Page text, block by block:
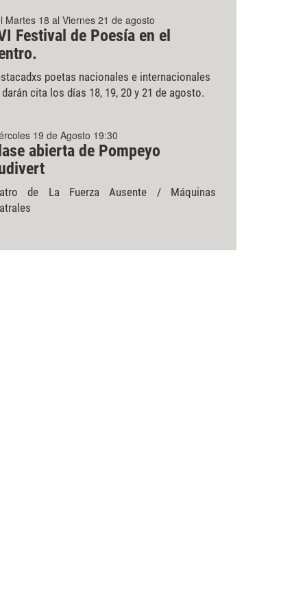
Martes 18 al Viernes 21 de agosto
Festival de Poesía en el
poetas nacionales e internacionales
darán cita los días 18, 19, 20 y 21 de agosto.
19 de Agosto 19:30
abierta de Pompeyo
de La Fuerza Ausente / Máquinas